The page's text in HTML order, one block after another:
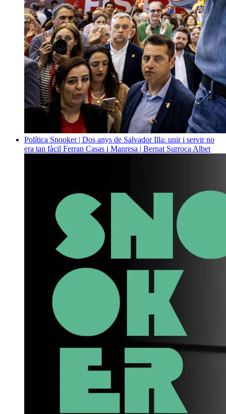
Política Snooker | Dos anys de Salvador Illa: unir i servir no
era tan fàcil Ferran Casas i Manresa | Bernat Surroca Albet